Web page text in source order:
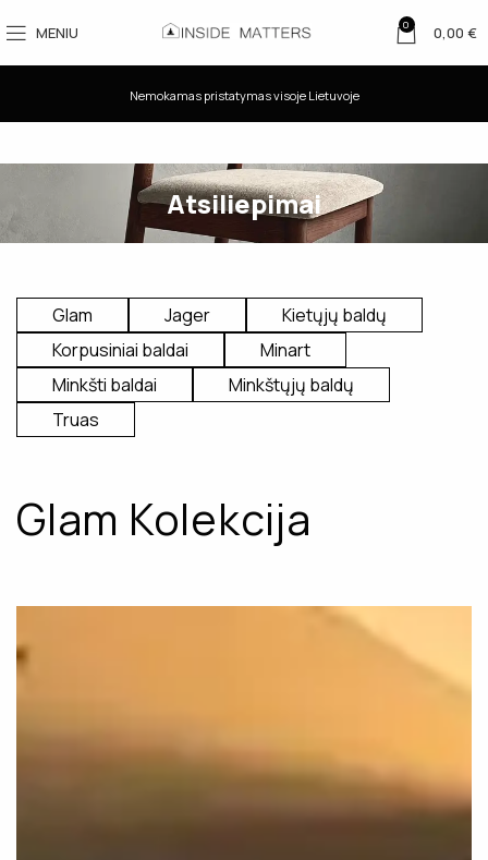
MENIU 0 0,00 €
Nemokamas pristatymas visoje Lietuvoje
Atsiliepimai
Glam Jager
Kietųjų baldų
Korpusiniai baldai
Minart
Minkšti baldai
Minkštųjų baldų
Truas
Glam Kolekcija